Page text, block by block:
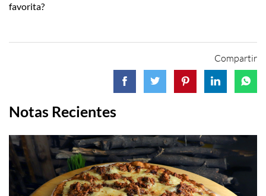
favorita?
Compartir
Notas Recientes